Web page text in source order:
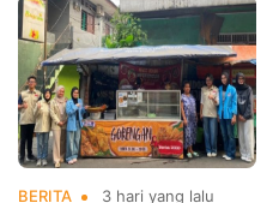
Kerja Sebelum Lulus
BERITA 3 hari yang lalu